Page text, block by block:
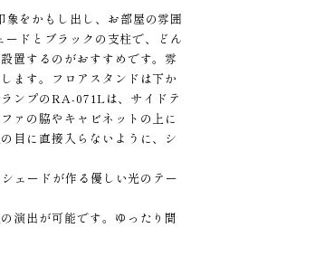
をかもし出し、お部屋の雰囲
ドとブラックの支柱で、どん
置するのがおすすめです。雰
ます。フロアスタンドは下か
ンプのRA-071Lは、サイドテ
ァの脇やキャビネットの上に
目に直接入らないように、シ
ェードが作る優しい光のテー
演出が可能です。ゆったり間